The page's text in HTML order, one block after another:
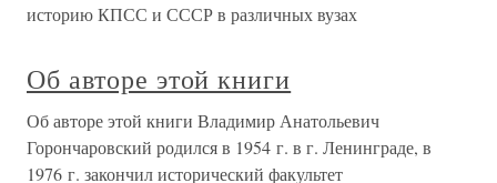
историю КПСС и СССР в различных вузах
Об авторе этой книги
Об авторе этой книги Владимир Анатольевич
Горончаровский родился в 1954 г. в г. Ленинграде, в
1976 г. закончил исторический факультет